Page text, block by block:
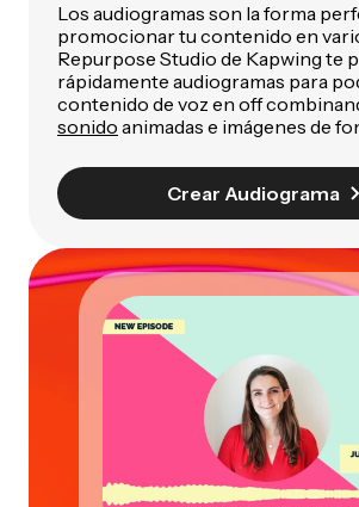
Los audiogramas son la forma
promocionar tu contenido en
Repurpose Studio de Kapwing te
rápidamente audiogramas para
contenido de voz en off
sonido animadas e imágenes de
Crear Audiograma